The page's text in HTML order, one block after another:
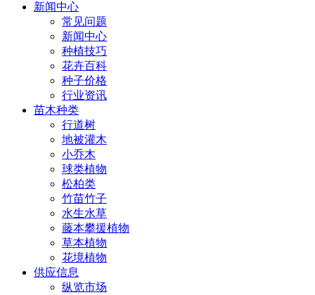
新闻中心
常见问题
新闻中心
种植技巧
花卉百科
种子价格
行业资讯
苗木种类
行道树
地被灌木
小乔木
球类植物
松柏类
竹苗竹子
水生水草
藤本攀援植物
草本植物
花境植物
供应信息
纵览市场